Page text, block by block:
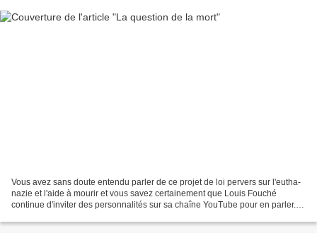
Vous avez sans doute entendu parler de ce projet de loi pervers sur l'eutha-
nazie et l'aide à mourir et vous savez certainement que Louis Fouché
continue d'inviter des personnalités sur sa chaîne YouTube pour en parler.